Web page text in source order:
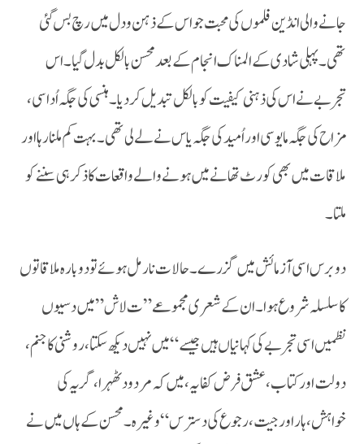
جانے والی انڈین فلموں کی محبت جو اس کے ذہن و دل میں رچ بس گئی
تھی۔ پہلی شادی کے المناک انجام کے بعد محسن بالکل بدل گیا۔ اس
تجربے نے اس کی ذہنی کیفیت کو بالکل تبدیل کر دیا۔ ہنسی کی جگہ اُداسی،
مزاح کی جگہ مایوسی اور اُمید کی جگہ یاس نے لے لی تھی۔ بہت کم ملنا رہا اور
ملاقات میں بھی کورٹ تھانے میں ہونے والے واقعات کا ذکر ہی سننے کو
ملتا۔
کا سلسلہ شروع ہوا۔ ان کے شعری مجموعے ” ت لاش” میں دسیوں
نظمیں اسی تجربے کی کہانیاں ہیں جیسے “میں نہیں دیکھ سکتا، روشنی کا جنم،
دولت اور کتاب، عشق فرض کفایہ، میں کہ مردود ٹھہرا،گریہ کی
خواہش،ہار اور جیت، رجوع کی دسترس “وغیرہ۔ محسن کے ہاں میں نے